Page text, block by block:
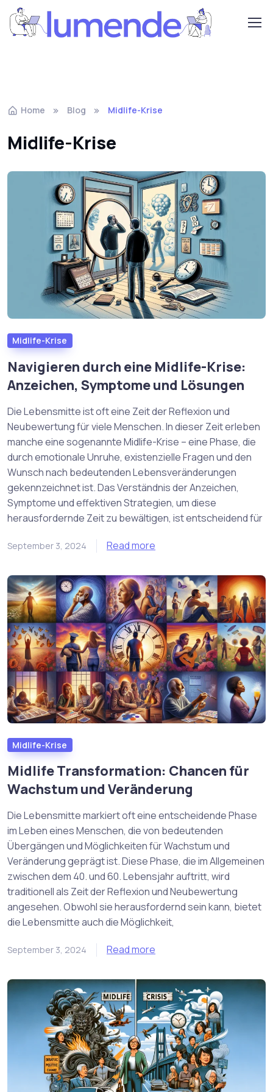
Home Blog Midlife-Krise
Midlife-Krise
Midlife-Krise
Navigieren durch eine Midlife-Krise:
Anzeichen, Symptome und Lösungen
Die Lebensmitte ist oft eine Zeit der Reflexion und
Neubewertung für viele Menschen. In dieser Zeit erleben
manche eine sogenannte Midlife-Krise – eine Phase, die
durch emotionale Unruhe, existenzielle Fragen und den
Wunsch nach bedeutenden Lebensveränderungen
gekennzeichnet ist. Das Verständnis der Anzeichen,
Symptome und effektiven Strategien, um diese
herausfordernde Zeit zu bewältigen, ist entscheidend für
September 3, 2024 Read more
Midlife-Krise
Midlife Transformation: Chancen für
Wachstum und Veränderung
Die Lebensmitte markiert oft eine entscheidende Phase
im Leben eines Menschen, die von bedeutenden
Übergängen und Möglichkeiten für Wachstum und
Veränderung geprägt ist. Diese Phase, die im Allgemeinen
zwischen dem 40. und 60. Lebensjahr auftritt, wird
traditionell als Zeit der Reflexion und Neubewertung
angesehen. Obwohl sie herausfordernd sein kann, bietet
die Lebensmitte auch die Möglichkeit,
September 3, 2024 Read more